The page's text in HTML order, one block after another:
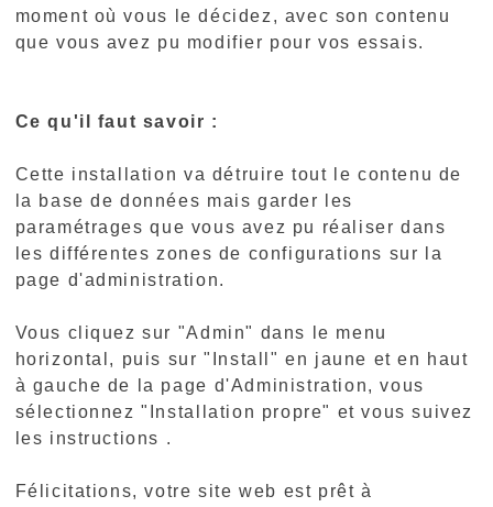
moment où vous le décidez, avec son contenu
que vous avez pu modifier pour vos essais.
Ce qu'il faut savoir :
Cette installation va détruire tout le contenu de
la base de données mais garder les
paramétrages que vous avez pu réaliser dans
les différentes zones de configurations sur la
page d'administration.
Vous cliquez sur "Admin" dans le menu
horizontal, puis sur "Install" en jaune et en haut
à gauche de la page d'Administration, vous
sélectionnez "Installation propre" et vous suivez
les instructions .
Félicitations, votre site web est prêt à